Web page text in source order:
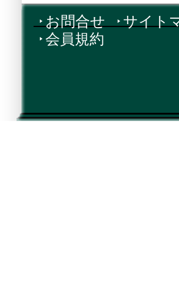
お問合せ サイト
会員規約